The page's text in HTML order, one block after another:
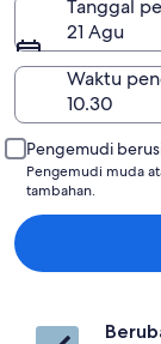
21 Agu
Pengemudi
Pengemudi muda
tambahan.